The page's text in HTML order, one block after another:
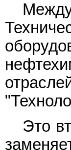
Это